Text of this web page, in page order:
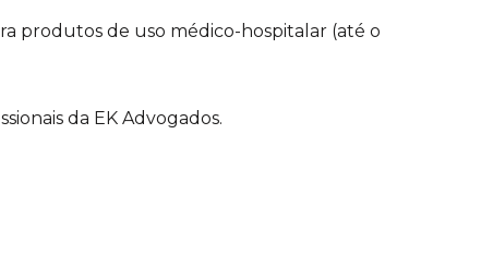
produtos de uso médico-hospitalar (até o
da EK Advogados.